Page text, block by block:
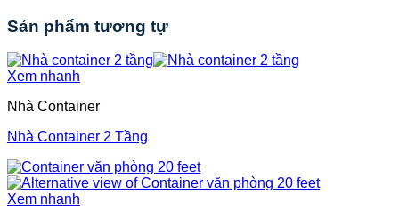
Sản phẩm tương tự
Xem nhanh
Nhà Container
Nhà Container 2 Tầng
Xem nhanh